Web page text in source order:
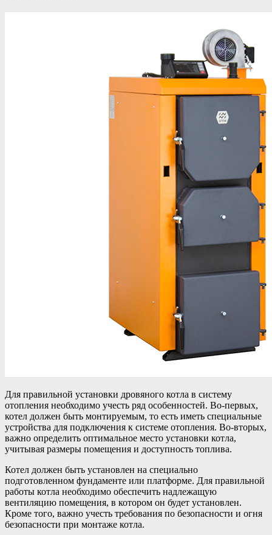
Для правильной установки дровяного котла в систему
отопления необходимо учесть ряд особенностей. Во-первых,
котел должен быть монтируемым, то есть иметь специальные
устройства для подключения к системе отопления. Во-вторых,
важно определить оптимальное место установки котла,
учитывая размеры помещения и доступность топлива.
Котел должен быть установлен на специально
подготовленном фундаменте или платформе. Для правильной
работы котла необходимо обеспечить надлежащую
вентиляцию помещения, в котором он будет установлен.
Кроме того, важно учесть требования по безопасности и огня
безопасности при монтаже котла.